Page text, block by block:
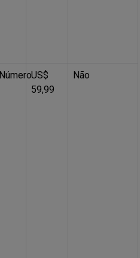
NúmeroUS$
59,99
Não